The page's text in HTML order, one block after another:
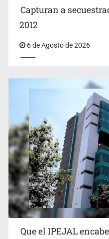
Proponen consulta
en Mirador de San Isidro
Capturan a
2012
6 de Agosto de 2026
Que el IPEJAL